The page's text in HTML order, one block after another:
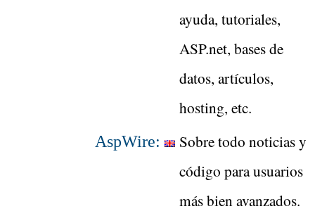
ayuda, tutoriales,
ASP.net, bases de
datos, artículos,
hosting, etc.
AspWire:
Sobre todo noticias y
código para usuarios
más bien avanzados.